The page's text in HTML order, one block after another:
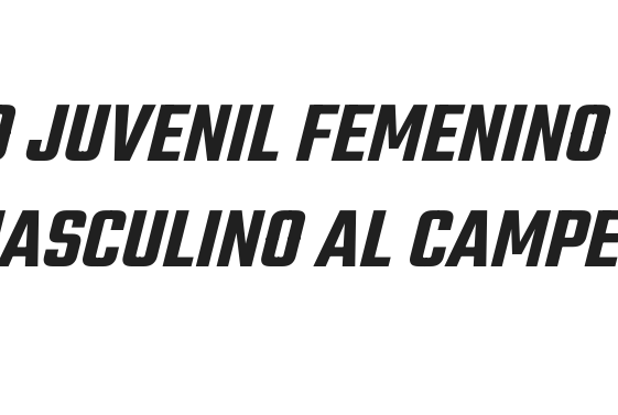
JUVENIL
AL